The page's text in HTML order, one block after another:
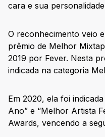
cara e sua
O reconhecimento veio
prêmio de Melhor
2019 por Fever. Nesta
indicada na categoria
Em 2020, ela foi
Ano” e “Melhor Artista
Awards, vencendo a